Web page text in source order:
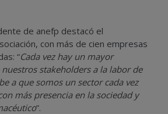
de anefp destacó el
con más de cien empresas
“Cada vez hay un mayor
stakeholders a la labor de
a que somos un sector cada vez
más presencia en la sociedad y
”.